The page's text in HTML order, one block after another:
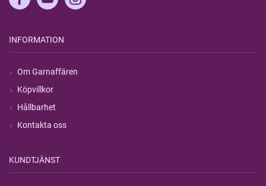
INFORMATION
Om Garnaffären
Köpvillkor
Hållbarhet
Kontakta oss
KUNDTJÄNST